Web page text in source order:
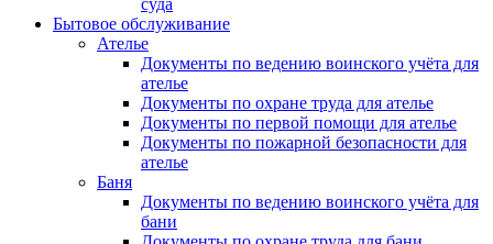
суда
Бытовое обслуживание
Ателье
Документы по ведению воинского учёта для
ателье
Документы по охране труда для ателье
Документы по первой помощи для ателье
Документы по пожарной безопасности для
ателье
Баня
Документы по ведению воинского учёта для
бани